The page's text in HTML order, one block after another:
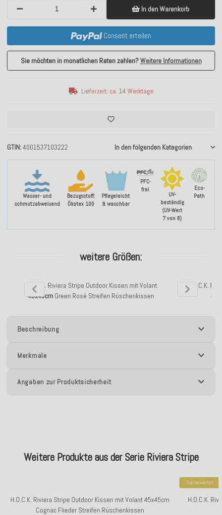
Wasser- und
schmutzabweisend
Bezugsstoff:
Ökotex 100
Pflegeleicht
& waschbar
PFC-
frei
UV-
beständig
(UV-Wert
7 von 8)
Eco-
Path
GTIN 4001537103222 In den folgenden Kategorien
In den Warenkorb
Consent erteilen
Sie möchten in monatlichen Raten zahlen?Weitere Informationen
Lieferzeit: ca. 14 Werktage
weitere Größen:
H.O.C.K. Riviera Stripe Outdoor Kissen mit Volant
45x45cm Green Rosé Streifen Rüschenkissen
H.O.C.K.
Beschreibung
Merkmale
Angaben zur Produktsicherheit
Weitere Produkte aus der Serie Riviera Stripe
H.O.C.K. Riviera Stripe Outdoor Kissen mit Volant 45x45cm
Cognac Flieder Streifen Rüschenkissen
Top bewertet
H.O.C.K.